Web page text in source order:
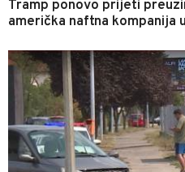
Tramp ponovo prijeti
američka naftna kompanija